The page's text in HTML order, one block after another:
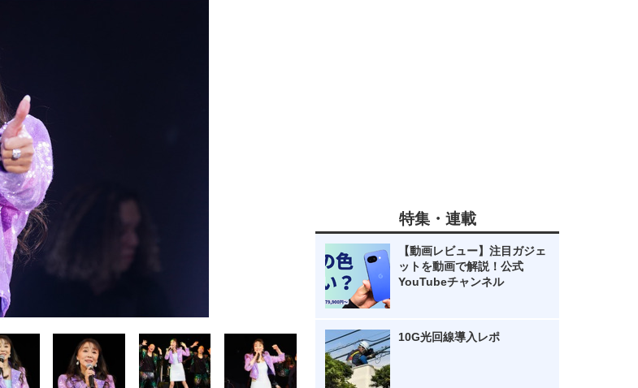
特集・連載
【動画レビュー】注目ガジェ
ットを動画で解説！公式
YouTubeチャンネル
10G光回線導入レポ